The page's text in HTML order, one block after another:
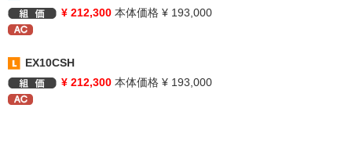
¥ 212,300 本体価格 ¥ 193,000
EX10CSH
¥ 212,300 本体価格 ¥ 193,000